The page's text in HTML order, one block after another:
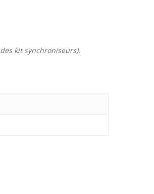
kit synchroniseurs).